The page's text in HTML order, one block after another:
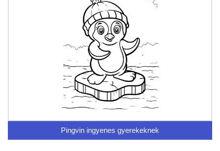
Pingvin ingyenes gyerekeknek